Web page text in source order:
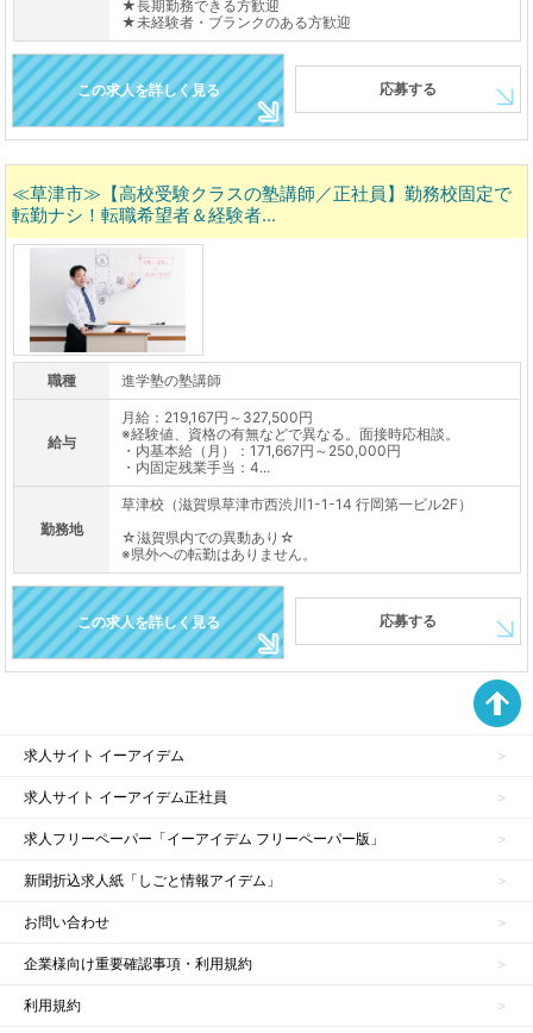
★長期勤務できる方歓迎
★未経験者・ブランクのある方歓迎
この求人を詳しく見る 応募する
≪草津市≫【高校受験クラスの塾講師／正社員】勤務校固定で
転勤ナシ！転職希望者＆経験者...
職種 進学塾の塾講師
給与
月給：219,167円～327,500円
※経験値、資格の有無などで異なる。面接時応相談。
・内基本給（月）：171,667円～250,000円
・内固定残業手当：4...
勤務地
草津校（滋賀県草津市西渋川1-1-14 行岡第一ビル2F）
☆滋賀県内での異動あり☆
※県外への転勤はありません。
この求人を詳しく見る 応募する
求人サイト イーアイデム
求人サイト イーアイデム正社員
求人フリーペーパー「イーアイデム フリーペーパー版」
新聞折込求人紙「しごと情報アイデム」
お問い合わせ
企業様向け重要確認事項・利用規約
利用規約